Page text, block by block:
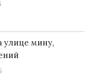
улице мину,